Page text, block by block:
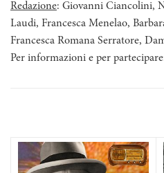
Redazione: Giovanni Ciancolini,
Laudi, Francesca Menelao,
Francesca Romana Serratore,
Per informazioni e per